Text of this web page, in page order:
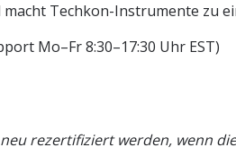
Techkon-Instrumente zu
Mo–Fr 8:30–17:30 Uhr EST)
rezertifiziert werden, wenn